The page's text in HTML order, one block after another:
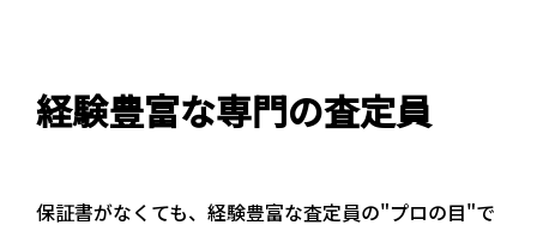
経験豊富な専門の査定員
保証書がなくても、経験豊富な査定員の"プロの目"で